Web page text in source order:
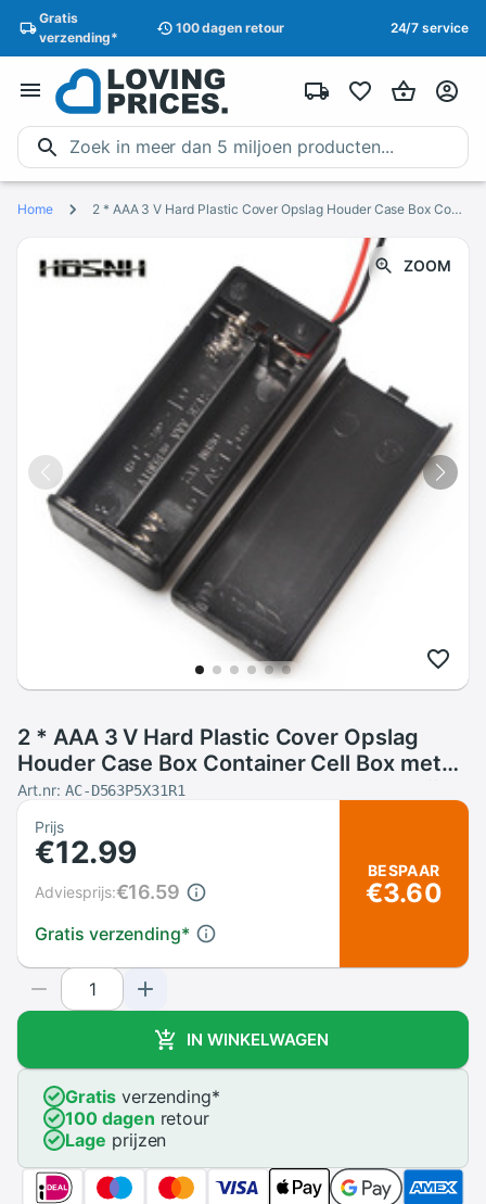
Gratis
verzending*
100 dagen retour 24/7 service
Home 2 * AAA 3 V Hard Plastic Cover Opslag Houder Case Box Container Cell Box met GEEN OFF Knop Voor 2 X AA Een Batterij Met Draad Lood
ZOOM
2 * AAA 3 V Hard Plastic Cover Opslag
Houder Case Box Container Cell Box met
GEEN OFF Knop Voor 2 X AA Een Batterij
Met Draad Lood
Art.nr: AC-D563P5X31R1
Prijs
€12.99
Gratis verzending*
Adviesprijs:€16.59
BESPAAR
€3.60
IN WINKELWAGEN
Gratisverzending*
100 dagen retour
Lage prijzen